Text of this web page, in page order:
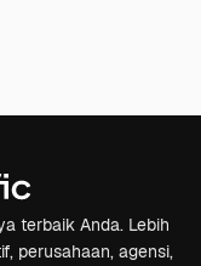
terbaik Anda. Lebih
perusahaan, agensi,